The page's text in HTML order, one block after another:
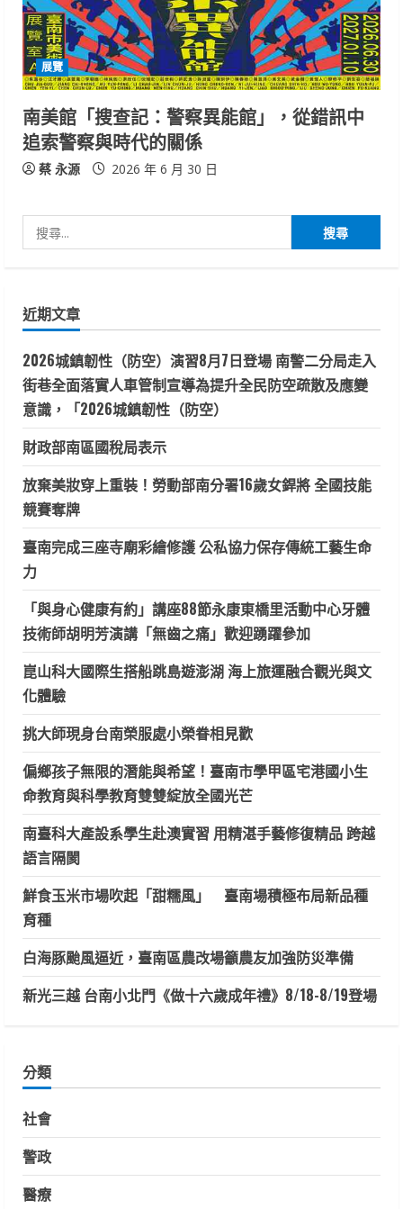
展覽
南美館「搜查記：警察異能館」，從錯訊中
追索警察與時代的關係
蔡 永源 2026 年 6 月 30 日
尋
字:
近期文章
2026城鎮韌性（防空）演習8月7日登場 南警二分局走入
街巷全面落實人車管制宣導為提升全民防空疏散及應變
意識，「2026城鎮韌性（防空）
財政部南區國稅局表示
放棄美妝穿上重裝！勞動部南分署16歲女銲將 全國技能
競賽奪牌
臺南完成三座寺廟彩繪修護 公私協力保存傳統工藝生命
力
「與身心健康有約」講座88節永康東橋里活動中心牙體
技術師胡明芳演講「無齒之痛」歡迎踴躍參加
崑山科大國際生搭船跳島遊澎湖 海上旅運融合觀光與文
化體驗
挑大師現身台南榮服處小榮眷相見歡
偏鄉孩子無限的潛能與希望！臺南市學甲區宅港國小生
命教育與科學教育雙雙綻放全國光芒
南臺科大產設系學生赴澳實習 用精湛手藝修復精品 跨越
語言隔閡
鮮食玉米市場吹起「甜糯風」 臺南場積極布局新品種
育種
白海豚颱風逼近，臺南區農改場籲農友加強防災準備
新光三越 台南小北門《做十六歲成年禮》8/18-8/19登場
分類
社會
警政
醫療